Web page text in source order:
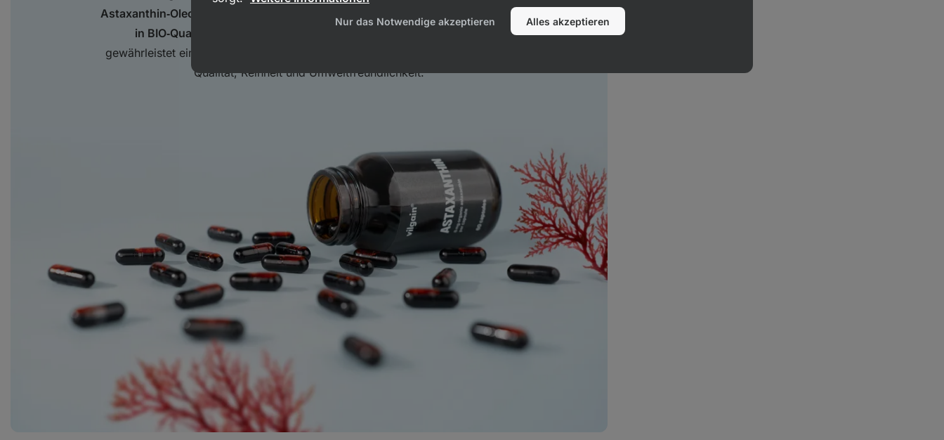
Astaxanthin‑Oleoresin
. Beides
in BIO‑Qualität
gewährleistet eine
Qualität, Reinheit und Umweltfreundlichkeit.
Nur das Notwendige akzeptieren Alles akzeptieren